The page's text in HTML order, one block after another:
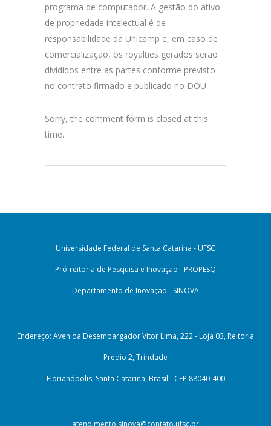
programa de computador. A gestão do ativo
de propriedade intelectual é de
responsabilidade da Unicamp e, em caso de
comercialização, os royalties gerados serão
divididos entre as partes conforme previsto
no contrato firmado e publicado no DOU.
Sorry, the comment form is closed at this
time.
Universidade Federal de Santa Catarina - UFSC
Pró-reitoria de Pesquisa e Inovação - PROPESQ
Departamento de Inovação - SINOVA
Endereço: Avenida Desembargador Vitor Lima, 222 - Loja 03, Reitoria
Prédio 2, Trindade
Florianópolis, Santa Catarina, Brasil - CEP 88040-400
atendimento.sinova@contato.ufsc.br